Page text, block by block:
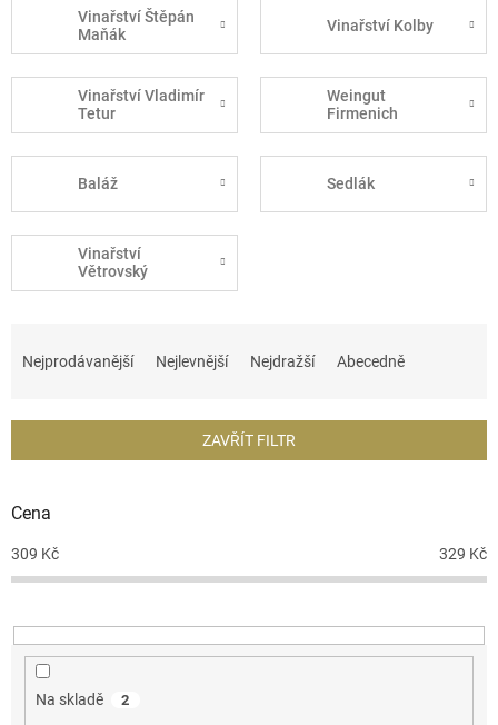
Vinařství Štěpán
Maňák
Vinařství Kolby
Vinařství Vladimír
Tetur
Weingut
Firmenich
Baláž Sedlák
Vinařství
Větrovský
í
r
d
u
t
ů
Nejprodávanější Nejlevnější Nejdražší Abecedně
ZAVŘÍT FILTR
Cena
309 Kč 329 Kč
Na skladě 2